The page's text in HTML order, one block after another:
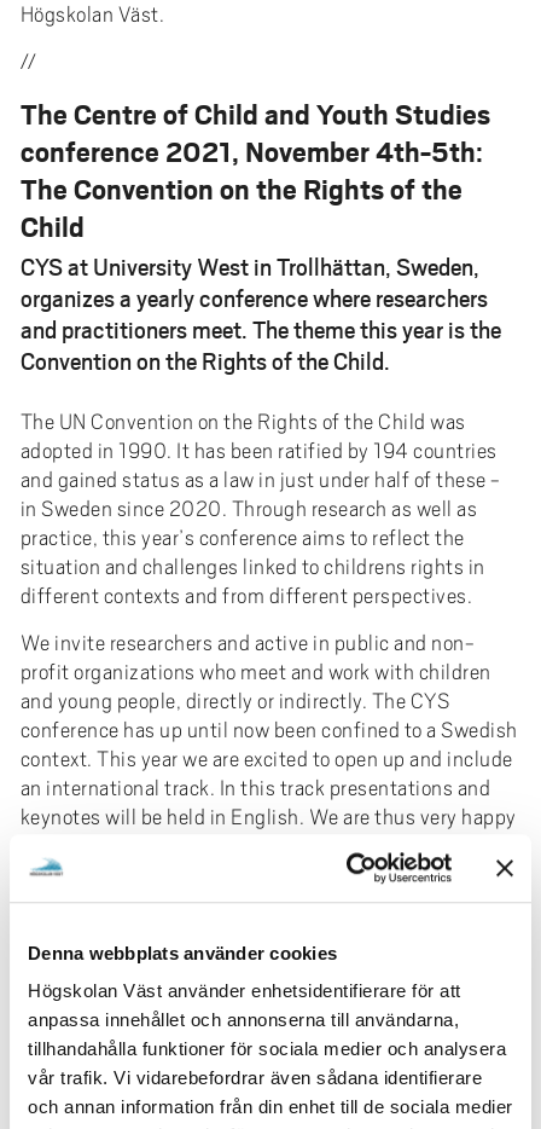
Denna webbplats använder cookies
Högskolan Väst använder enhetsidentifierare för att
anpassa innehållet och annonserna till användarna,
tillhandahålla funktioner för sociala medier och analysera
vår trafik. Vi vidarebefordrar även sådana identifierare
och annan information från din enhet till de sociala medier
Högskolan Väst.
//
The Centre of Child and Youth Studies
conference 2021, November 4th-5th:
The Convention on the Rights of the
Child
CYS at University West in Trollhättan, Sweden,
organizes a yearly conference where researchers
and practitioners meet. The theme this year is the
Convention on the Rights of the Child.
The UN Convention on the Rights of the Child was
adopted in 1990. It has been ratified by 194 countries
and gained status as a law in just under half of these -
in Sweden since 2020. Through research as well as
practice, this year’s conference aims to reflect the
situation and challenges linked to childrens rights in
different contexts and from different perspectives.
We invite researchers and active in public and non-
profit organizations who meet and work with children
and young people, directly or indirectly. The CYS
conference has up until now been confined to a Swedish
context. This year we are excited to open up and include
an international track. In this track presentations and
keynotes will be held in English. We are thus very happy
countries to participate and to share research or work
with/for children and young people. We hope to see you
and to participate in conversations with other
researchers and practitioners.
Call for papers
PDF